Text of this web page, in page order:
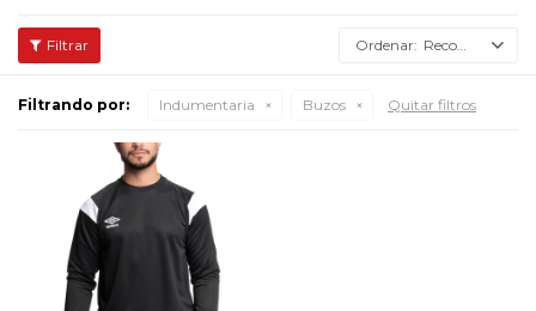
Recomendados
Filtrando por: Indumentaria Buzos Quitar filtros